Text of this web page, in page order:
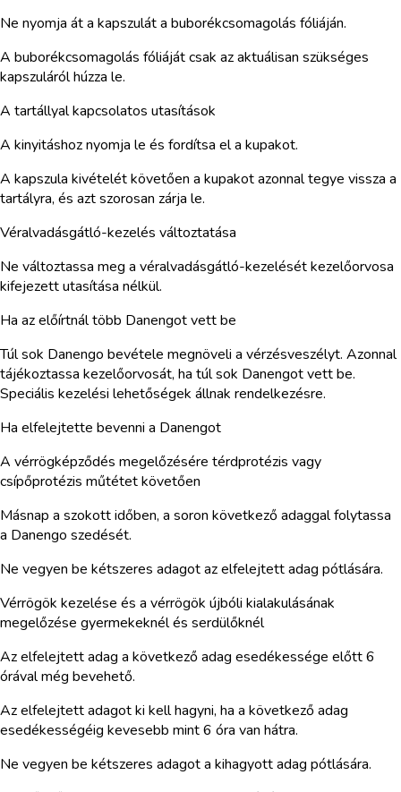
Ne nyomja át a kapszulát a buborékcsomagolás fóliáján.
A buborékcsomagolás fóliáját csak az aktuálisan szükséges
kapszuláról húzza le.
A tartállyal kapcsolatos utasítások
A kinyitáshoz nyomja le és fordítsa el a kupakot.
A kapszula kivételét követően a kupakot azonnal tegye vissza a
tartályra, és azt szorosan zárja le.
Véralvadásgátló-kezelés változtatása
Ne változtassa meg a véralvadásgátló-kezelését kezelőorvosa
kifejezett utasítása nélkül.
Ha az előírtnál több Danengot vett be
Túl sok Danengo bevétele megnöveli a vérzésveszélyt. Azonnal
tájékoztassa kezelőorvosát, ha túl sok Danengot vett be.
Speciális kezelési lehetőségek állnak rendelkezésre.
Ha elfelejtette bevenni a Danengot
A vérrögképződés megelőzésére térdprotézis vagy
csípőprotézis műtétet követően
Másnap a szokott időben, a soron következő adaggal folytassa
a Danengo szedését.
Ne vegyen be kétszeres adagot az elfelejtett adag pótlására.
Vérrögök kezelése és a vérrögök újbóli kialakulásának
megelőzése gyermekeknél és serdülőknél
Az elfelejtett adag a következő adag esedékessége előtt 6
órával még bevehető.
Az elfelejtett adagot ki kell hagyni, ha a következő adag
esedékességéig kevesebb mint 6 óra van hátra.
Ne vegyen be kétszeres adagot a kihagyott adag pótlására.